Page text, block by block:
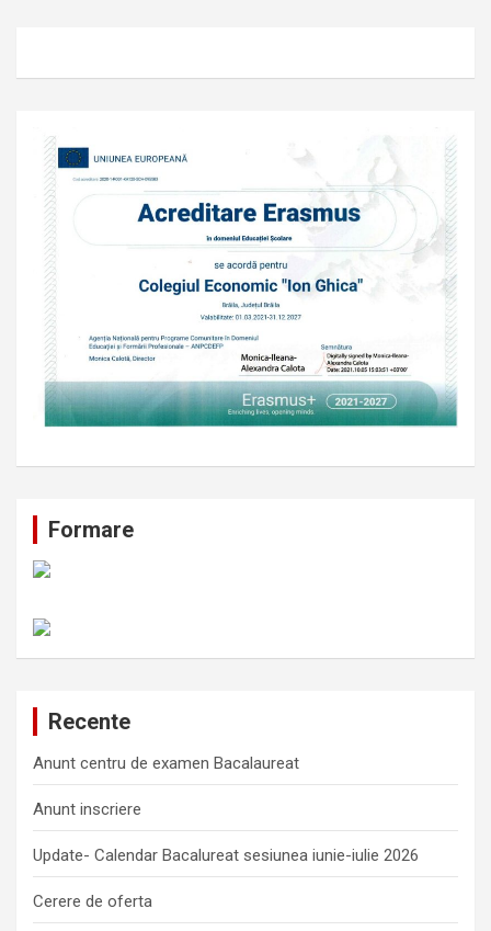
Formare
Recente
Anunt centru de examen Bacalaureat
Anunt inscriere
Update- Calendar Bacalureat sesiunea iunie-iulie 2026
Cerere de oferta